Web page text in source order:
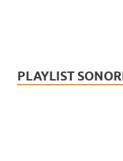
PLAYLIST